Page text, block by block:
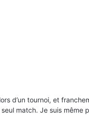
d’un tournoi, et
seul match. Je suis même